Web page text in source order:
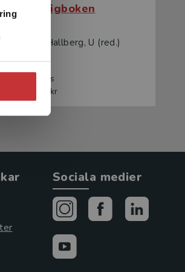
anhörigboken
G - Hallberg, U (red.)
inkl. moms
moms: 269 kr
Sociala medier